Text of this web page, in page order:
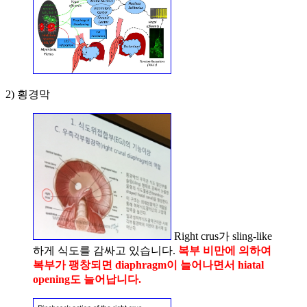
2) 횡경막
Right crus가 sling-like
하게 식도를 감싸고 있습니다. 복부 비만에 의하여
복부가 팽창되면 diaphragm이 늘어나면서 hiatal
opening도 늘어납니다.